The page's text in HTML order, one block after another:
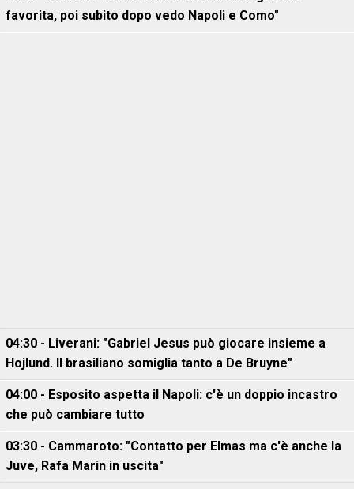
favorita, poi subito dopo vedo Napoli e Como"
04:30 - Liverani: "Gabriel Jesus può giocare insieme a
Hojlund. Il brasiliano somiglia tanto a De Bruyne"
04:00 - Esposito aspetta il Napoli: c'è un doppio incastro
che può cambiare tutto
03:30 - Cammaroto: "Contatto per Elmas ma c'è anche la
Juve, Rafa Marin in uscita"